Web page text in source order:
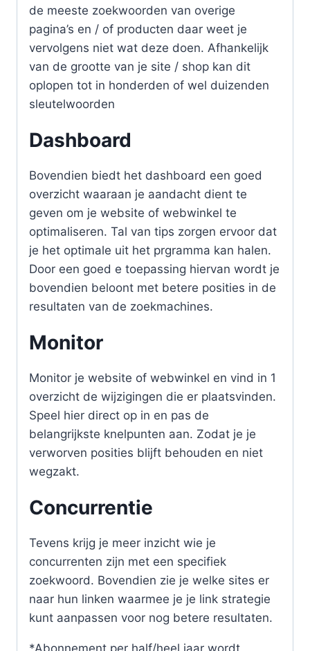
de meeste zoekwoorden van overige
pagina’s en / of producten daar weet je
vervolgens niet wat deze doen. Afhankelijk
van de grootte van je site / shop kan dit
oplopen tot in honderden of wel duizenden
sleutelwoorden
Dashboard
Bovendien biedt het dashboard een goed
overzicht waaraan je aandacht dient te
geven om je website of webwinkel te
optimaliseren. Tal van tips zorgen ervoor dat
je het optimale uit het prgramma kan halen.
Door een goed e toepassing hiervan wordt je
bovendien beloont met betere posities in de
resultaten van de zoekmachines.
Monitor
Monitor je website of webwinkel en vind in 1
overzicht de wijzigingen die er plaatsvinden.
Speel hier direct op in en pas de
belangrijkste knelpunten aan. Zodat je je
verworven posities blijft behouden en niet
wegzakt.
Concurrentie
Tevens krijg je meer inzicht wie je
concurrenten zijn met een specifiek
zoekwoord. Bovendien zie je welke sites er
naar hun linken waarmee je je link strategie
kunt aanpassen voor nog betere resultaten.